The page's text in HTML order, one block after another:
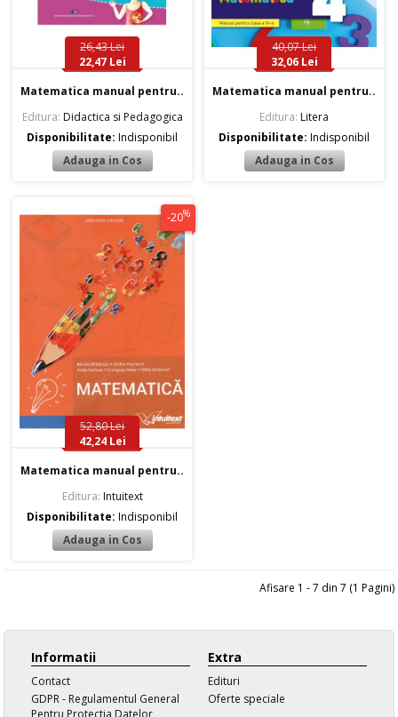
26,43 Lei
22,47 Lei
Matematica manual pentru..
Editura: Didactica si Pedagogica
Disponibilitate:Indisponibil
40,07 Lei
32,06 Lei
Matematica manual pentru..
Editura: Litera
Disponibilitate:Indisponibil
-20%
52,80 Lei
42,24 Lei
Matematica manual pentru..
Editura: Intuitext
Disponibilitate:Indisponibil
Afisare 1 - 7 din 7 (1 Pagini)
Informatii
Contact
GDPR - Regulamentul General
Pentru Protectia Datelor
Extra
Edituri
Oferte speciale